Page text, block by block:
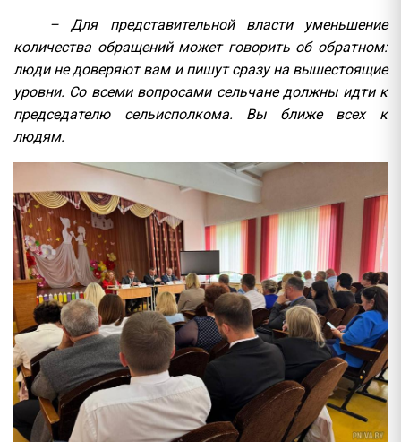
– Для представительной власти уменьшение
количества обращений может говорить об обратном:
люди не доверяют вам и пишут сразу на вышестоящие
уровни. Со всеми вопросами сельчане должны идти к
председателю сельисполкома. Вы ближе всех к
людям.